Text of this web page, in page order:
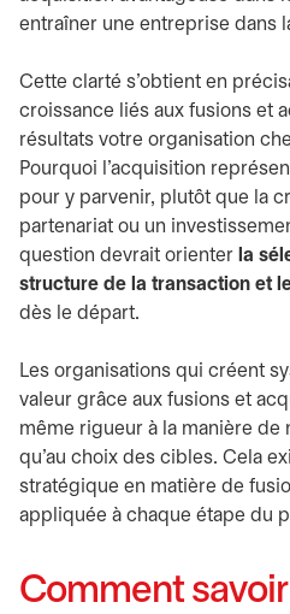
entraîner une entreprise dans
Cette clarté s’obtient en
croissance liés aux fusions et
résultats votre organisation
Pourquoi l’acquisition
pour y parvenir, plutôt que la
partenariat ou un
question devrait orienter la
structure de la transaction et
dès le départ.
Les organisations qui créent
valeur grâce aux fusions et
même rigueur à la manière de
qu’au choix des cibles. Cela
stratégique en matière de
appliquée à chaque étape du
Comment